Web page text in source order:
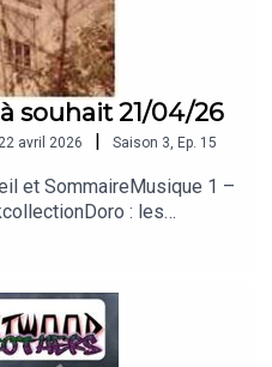
souhait 21/04/26
avril 2026 | Saison 3 Ep. 15
et SommaireMusique 1 –
: les
2 – Chantal Goya – La
: les
– Chanson des
4 – Demarco